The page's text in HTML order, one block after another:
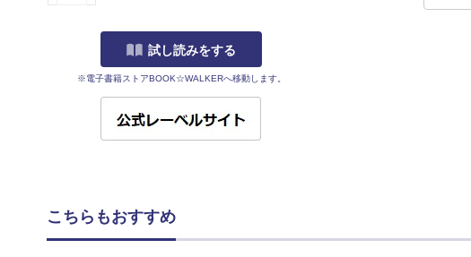
試し読みをする
※電子書籍ストアBOOK☆WALKERへ移動します。
こちらもおすすめ